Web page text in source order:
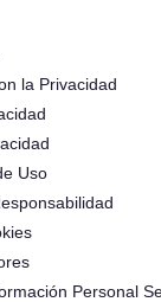
la Privacidad
Uso
Personal